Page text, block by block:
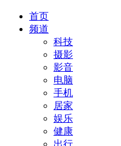
首页
频道
科技
摄影
影音
电脑
手机
居家
娱乐
健康